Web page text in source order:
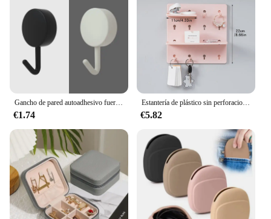
Gancho de pared autoadhesivo fuerte sin perforar, bolsa para abrigos, puerta de baño, colgador de toallas de cocina, accesorios de almacenamiento para el hogar, 10 Uds.
€1.74
Estantería de plástico sin perforaciones para pared, colgante de pared para baño, dormitorio de estudiantes, agujero para cabecera, 1 ud./2 uds./4 Uds.
€5.82